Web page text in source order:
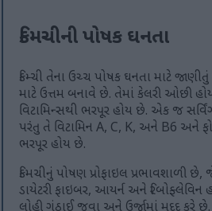
કિમચીની પોષક ઘનતા
કિમ્ચી તેના ઉચ્ચ પોષક ઘનતા માટે
માટે ઉત્તમ બનાવે છે. તેમાં કેલરી ઓછી
વિટામિન્સથી ભરપૂર હોય છે. એક જ
પરંતુ તે વિટામિન A, C, K, અને B6 અને
ભરપૂર હોય છે.
કિમચીનું પોષણ પ્રોફાઇલ પ્રભાવશાળી છે,
ડાયેટરી ફાઇબર, આયર્ન અને